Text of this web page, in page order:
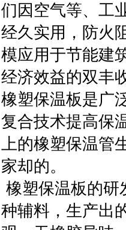
们因空气等、工
经久实用，防火
模应用于节能建
经济效益的双丰
橡塑保温板是广
复合技术提高保
上的橡塑保温管
家却的。
橡塑保温板的研
种辅料，生产出